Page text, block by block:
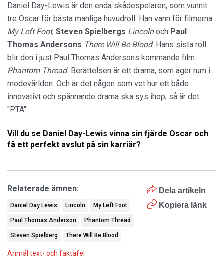
Daniel Day-Lewis är den enda skådespelaren, som vunnit
tre Oscar för bästa manliga huvudroll. Han vann för filmerna
My Left Foot, Steven Spielbergs Lincolnoch Paul
Thomas Andersons There Will Be Blood. Hans sista roll
blir den i just Paul Thomas Andersons kommande film
Phantom Thread. Berättelsen är ett drama, som äger rum i
modevärlden. Och är det någon som vet hur ett både
innovativt och spännande drama ska sys ihop, så är det
"PTA".
Vill du se Daniel Day-Lewis vinna sin fjärde Oscar och
få ett perfekt avslut på sin karriär?
Dela artikeln
Kopiera länk
Relaterade ämnen:
Daniel Day Lewis Lincoln My Left Foot
Paul Thomas Anderson Phantom Thread
Steven Spielberg There Will Be Blood
Anmäl text- och faktafel